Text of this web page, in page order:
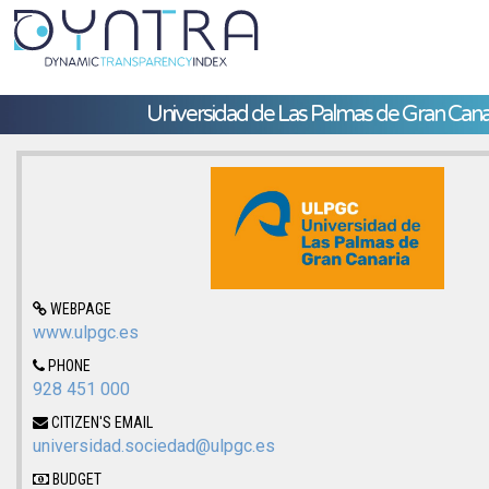
Universidad de Las Palmas de Gran
WEBPAGE
www.ulpgc.es
PHONE
928 451 000
CITIZEN'S EMAIL
universidad.sociedad@ulpgc.es
BUDGET